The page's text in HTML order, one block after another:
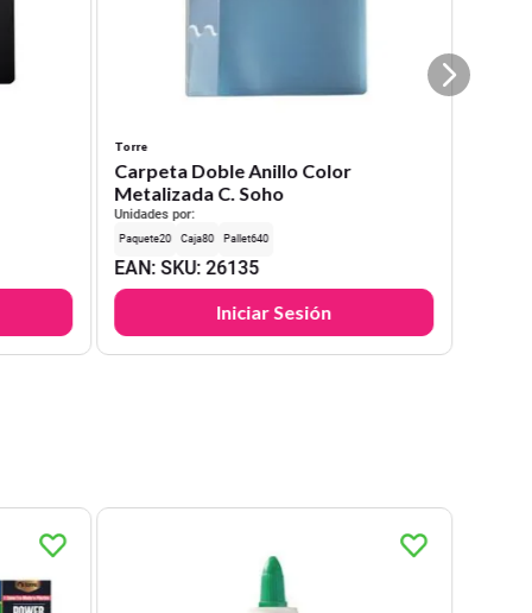
Torre
Carpeta Doble Anillo Color
Metalizada C. Soho
Unidades por:
20 80 640
EAN: SKU:26135
Iniciar Sesión